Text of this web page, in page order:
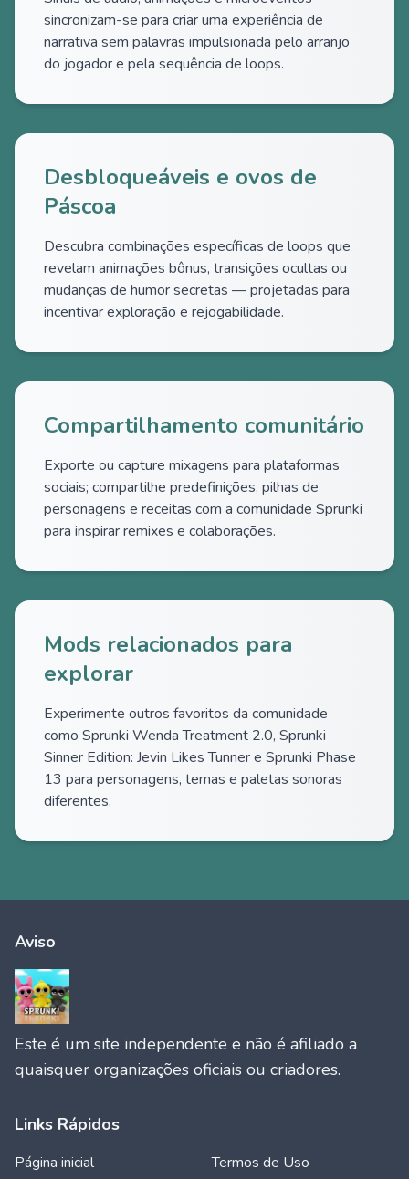
sincronizam-se para criar uma experiência de
narrativa sem palavras impulsionada pelo arranjo
do jogador e pela sequência de loops.
Desbloqueáveis e ovos de
Páscoa
Descubra combinações específicas de loops que
revelam animações bônus, transições ocultas ou
mudanças de humor secretas — projetadas para
incentivar exploração e rejogabilidade.
Compartilhamento comunitário
Exporte ou capture mixagens para plataformas
sociais; compartilhe predefinições, pilhas de
personagens e receitas com a comunidade Sprunki
para inspirar remixes e colaborações.
Mods relacionados para
explorar
Experimente outros favoritos da comunidade
como Sprunki Wenda Treatment 2.0, Sprunki
Sinner Edition: Jevin Likes Tunner e Sprunki Phase
13 para personagens, temas e paletas sonoras
diferentes.
Aviso
Este é um site independente e não é afiliado a
quaisquer organizações oficiais ou criadores.
Links Rápidos
Página inicial Termos de Uso